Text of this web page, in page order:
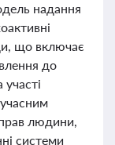
надання
що включає
до
людини,
системи